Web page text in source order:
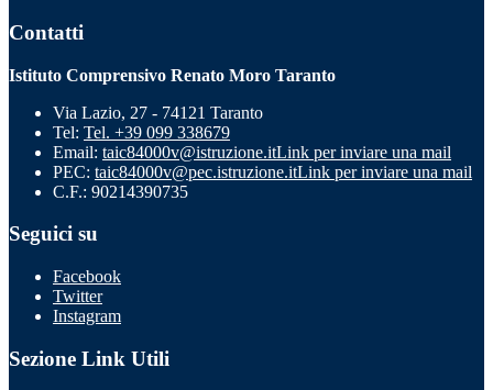
Contatti
Istituto Comprensivo Renato Moro Taranto
Via Lazio, 27 - 74121 Taranto
Tel: Tel. +39 099 338679
Email: taic84000v@istruzione.itLink per inviare una mail
PEC: taic84000v@pec.istruzione.itLink per inviare una mail
C.F.: 90214390735
Seguici su
Facebook
Twitter
Instagram
Sezione Link Utili